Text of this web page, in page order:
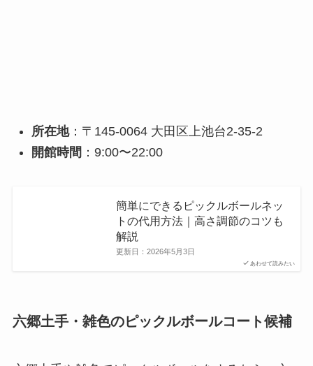
所在地：〒145-0064 大田区上池台2-35-2
開館時間 ：9:00〜22:00
あわせて読みたい
簡単にできるピックルボールネッ
トの代用方法｜高さ調節のコツも
解説
更新日： 2026年5月3日
六郷土手・雑色のピックルボールコート候補